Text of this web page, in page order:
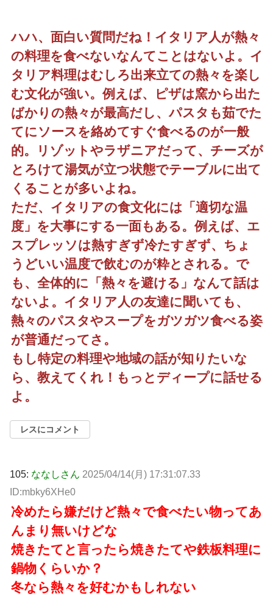
ハハ、面白い質問だね！イタリア人が熱々
の料理を食べないなんてことはないよ。イ
タリア料理はむしろ出来立ての熱々を楽し
む文化が強い。例えば、ピザは窯から出た
ばかりの熱々が最高だし、パスタも茹でた
てにソースを絡めてすぐ食べるのが一般
的。リゾットやラザニアだって、チーズが
とろけて湯気が立つ状態でテーブルに出て
くることが多いよね。
ただ、イタリアの食文化には「適切な温
度」を大事にする一面もある。例えば、エ
スプレッソは熱すぎず冷たすぎず、ちょ
うどいい温度で飲むのが粋とされる。で
も、全体的に「熱々を避ける」なんて話は
ないよ。イタリア人の友達に聞いても、
熱々のパスタやスープをガツガツ食べる姿
が普通だってさ。
もし特定の料理や地域の話が知りたいな
ら、教えてくれ！もっとディープに話せる
よ。
レスにコメント
105: ななしさん 2025/04/14(月) 17:31:07.33
ID:mbky6XHe0
冷めたら嫌だけど熱々で食べたい物ってあ
んまり無いけどな
焼きたてと言ったら焼きたてや鉄板料理に
鍋物くらいか？
冬なら熱々を好むかもしれない